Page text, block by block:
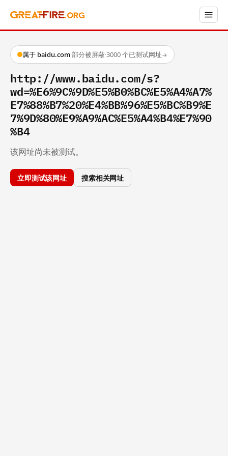
属于 baidu.com·部分被屏蔽·3000 个已测试网址→
http://www.baidu.com/s?
wd=%E6%9C%9D%E5%B0%BC%E5%A4%A7%
E7%88%B7%20%E4%BB%96%E5%BC%B9%E
7%9D%80%E9%A9%AC%E5%A4%B4%E7%90
%B4
该网址尚未被测试。
立即测试该网址 搜索相关网址